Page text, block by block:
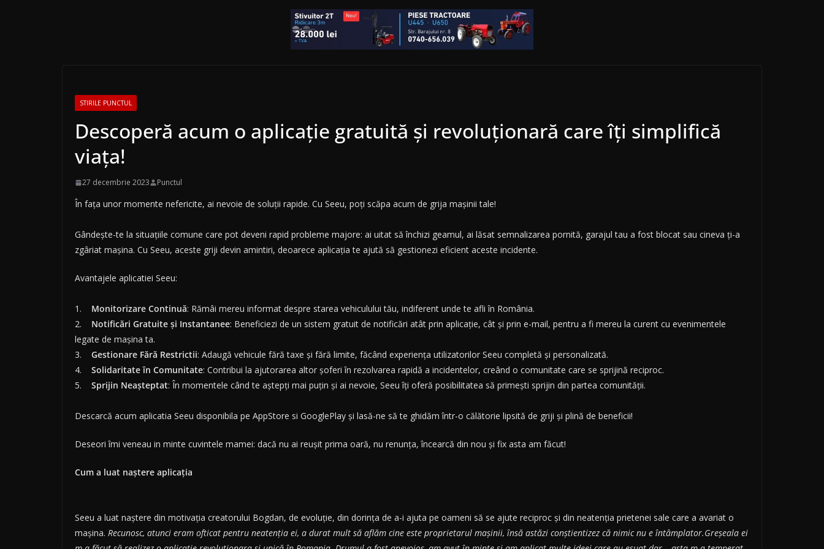
STIRILE PUNCTUL
Descoperă acum o aplicație gratuită și revoluționară care îți simplifică
viața!
27 decembrie 2023 Punctul
În fața unor momente nefericite, ai nevoie de soluții rapide. Cu Seeu, poți scăpa acum de grija mașinii tale!
Gândește-te la situațiile comune care pot deveni rapid probleme majore: ai uitat să închizi geamul, ai lăsat semnalizarea pornită, garajul tau a fost blocat sau cineva ți-a
zgâriat mașina. Cu Seeu, aceste griji devin amintiri, deoarece aplicația te ajută să gestionezi eficient aceste incidente.
Avantajele aplicatiei Seeu:
1. Monitorizare Continuă: Rămâi mereu informat despre starea vehiculului tău, indiferent unde te afli în România.
2. Notificări Gratuite și Instantanee: Beneficiezi de un sistem gratuit de notificări atât prin aplicație, cât și prin e-mail, pentru a fi mereu la curent cu evenimentele
legate de mașina ta.
3. Gestionare Fără Restrictii: Adaugă vehicule fără taxe și fără limite, făcând experiența utilizatorilor Seeu completă și personalizată.
4. Solidaritate în Comunitate: Contribui la ajutorarea altor șoferi în rezolvarea rapidă a incidentelor, creând o comunitate care se sprijină reciproc.
5. Sprijin Neașteptat: În momentele când te aștepți mai puțin și ai nevoie, Seeu îți oferă posibilitatea să primești sprijin din partea comunității.
Descarcă acum aplicatia Seeu disponibila pe AppStore si GooglePlay și lasă-ne să te ghidăm într-o călătorie lipsită de griji și plină de beneficii!
Deseori îmi veneau in minte cuvintele mamei: dacă nu ai reușit prima oară, nu renunța, încearcă din nou și fix asta am făcut!
Cum a luat naștere aplicația
Seeu a luat naștere din motivația creatorului Bogdan, de evoluție, din dorința de a-i ajuta pe oameni să se ajute reciproc și din neatenția prietenei sale care a avariat o
mașina. Recunosc, atunci eram ofticat pentru neatenția ei, a durat mult să aflăm cine este proprietarul mașinii, însă astăzi conștientizez că nimic nu e întâmplator.Greșeala ei